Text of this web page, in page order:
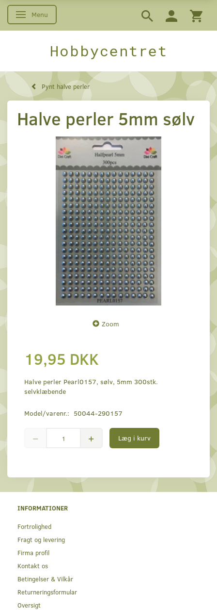
Skifte navigation
Menu
Hobbycentret
Pynt halve perler
Halve perler 5mm sølv
Zoom
19,95 DKK
Halve perler Pearl0157, sølv, 5mm 300stk.
selvklæbende
Model/varenr.: 50044-290157
Læg i kurv
INFORMATIONER
Fortrolighed
Fragt og levering
Firma profil
Kontakt os
Betingelser & Vilkår
Returneringsformular
Oversigt